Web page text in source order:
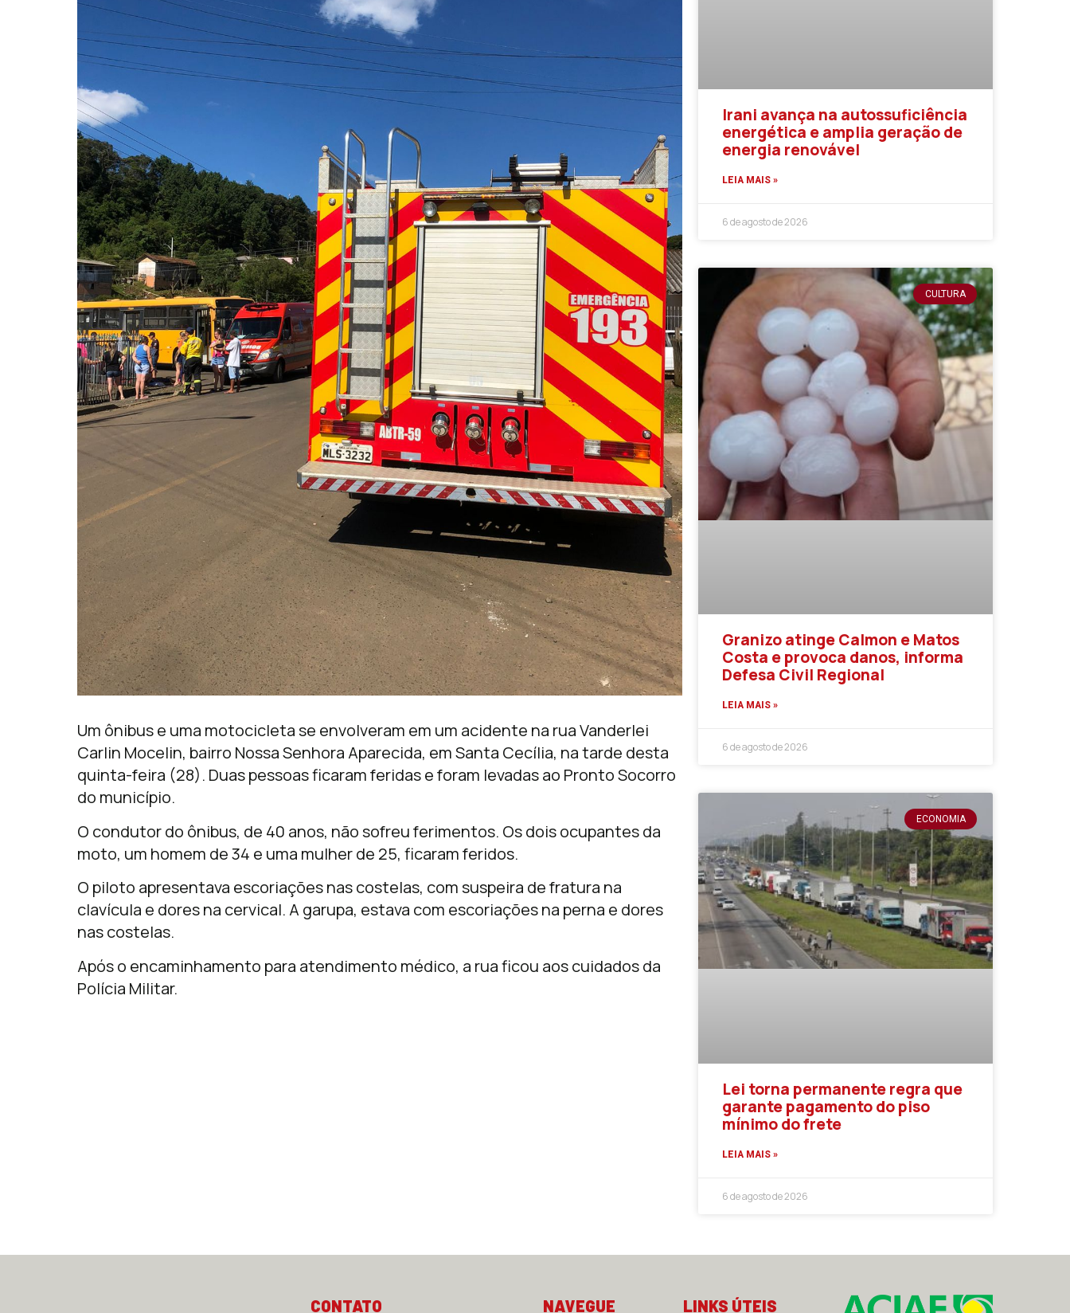
Um ônibus e uma motocicleta se envolveram em um acidente na rua Vanderlei
Carlin Mocelin, bairro Nossa Senhora Aparecida, em Santa Cecília, na tarde desta
quinta-feira (28). Duas pessoas ficaram feridas e foram levadas ao Pronto Socorro
do município.
O condutor do ônibus, de 40 anos, não sofreu ferimentos. Os dois ocupantes da
moto, um homem de 34 e uma mulher de 25, ficaram feridos.
O piloto apresentava escoriações nas costelas, com suspeira de fratura na
clavícula e dores na cervical. A garupa, estava com escoriações na perna e dores
nas costelas.
Após o encaminhamento para atendimento médico, a rua ficou aos cuidados da
Polícia Militar.
Irani avança na autossuficiência
energética e amplia geração de
energia renovável
LEIA MAIS »
6 de agosto de 2026
CULTURA
Granizo atinge Calmon e Matos
Costa e provoca danos, informa
Defesa Civil Regional
LEIA MAIS »
6 de agosto de 2026
ECONOMIA
Lei torna permanente regra que
garante pagamento do piso
mínimo do frete
LEIA MAIS »
6 de agosto de 2026
CONTATO NAVEGUE LINKS ÚTEIS